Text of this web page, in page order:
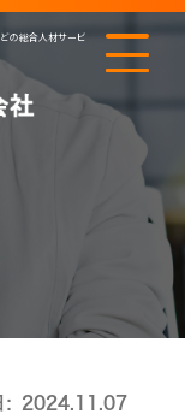
の総合人材サービ
：2024.11.07